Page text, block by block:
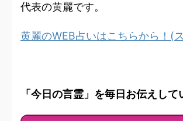
代表の黄麗です。
黄麗のWEB占いはこちらから！(
「今日の言霊」を毎日お伝えして